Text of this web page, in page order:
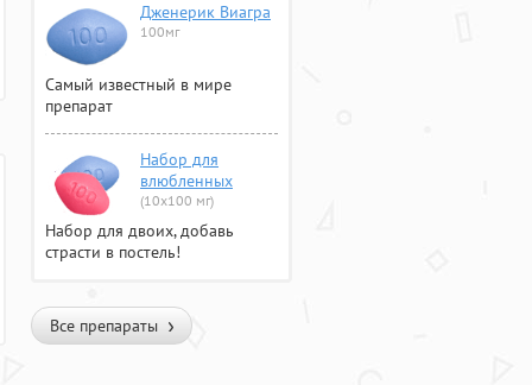
Дженерик Виагра
100мг
Самый известный в мире
препарат
Набор для
влюбленных
(10х100 мг)
Набор для двоих, добавь
страсти в постель!
Все препараты